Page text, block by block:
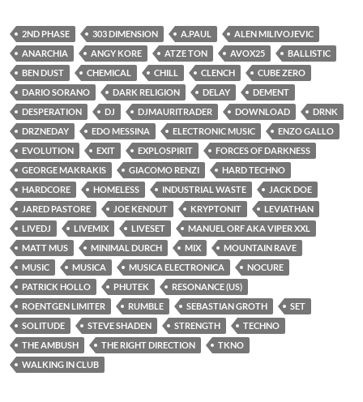
2ND PHASE 303 DIMENSION A.PAUL
ALEN MILIVOJEVIC
ANARCHIA
ANGY KORE ATZE TON AVOX25
BALLISTIC
BEN DUST
CHEMICAL CHILL CLENCH
CUBE ZERO
DARIO SORANO
DARK RELIGION DELAY
DEMENT
DESPERATION
DJ DJMAURITRADER DOWNLOAD
DRNK
DRZNEDAY
EDO MESSINA ELECTRONIC MUSIC
ENZO GALLO
EVOLUTION
EXIT EXPLOSPIRIT
FORCES OF DARKNESS
GEORGE MAKRAKIS
GIACOMO RENZI
HARD TECHNO
HARDCORE
HOMELESS INDUSTRIAL WASTE
JACK DOE
JARED PASTORE
JOE KENDUT KRYPTONIT
LEVIATHAN
LIVEDJ
LIVEMIX LIVESET
MANUEL ORF AKA VIPER XXL
MATT MUS
MINIMAL DURCH MIX
MOUNTAIN RAVE
MUSIC
MUSICA MUSICA ELECTRONICA
NOCURE
PATRICK HOLLO
PHUTEK
RESONANCE (US)
ROENTGEN LIMITER
RUMBLE SEBASTIAN GROTH
SET
SOLITUDE
STEVE SHADEN STRENGTH
TECHNO
THE AMBUSH
THE RIGHT DIRECTION
TKNO
WALKING IN CLUB